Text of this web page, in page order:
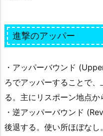
進撃のアッパー
・アッパーバウンド
ろでアッパーすることで、
る。主にリスポーン地点か
・逆アッパーバウンド
後退する。使い所ほぼなし。